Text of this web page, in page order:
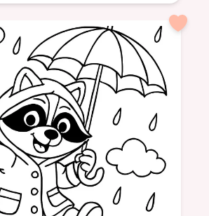
Papillons Couleurs Magie